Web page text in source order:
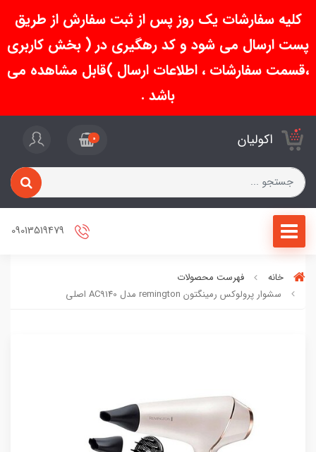
کلیه سفارشات یک روز پس از ثبت سفارش از طریق
پست ارسال می شود و کد رهگیری در ( بخش کاربری
،قسمت سفارشات ، اطلاعات ارسال )قابل مشاهده می
باشد .
اکولیان 0
خانه
فهرست محصولات
سشوار پرولوکس رمینگتون remington مدل AC9140 اصلی